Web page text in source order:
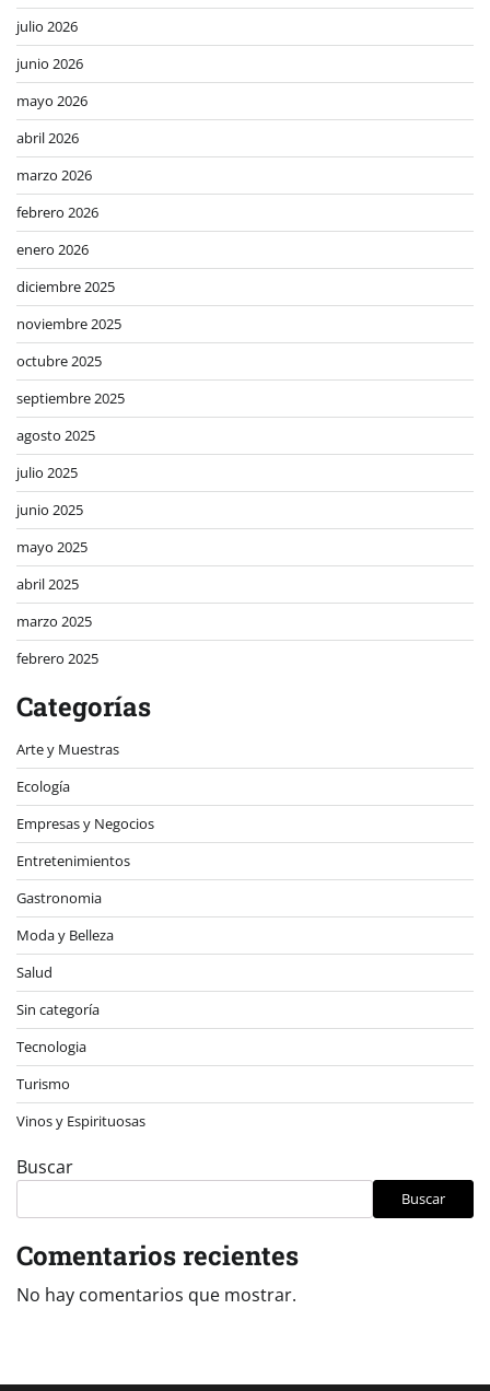
julio 2026
junio 2026
mayo 2026
abril 2026
marzo 2026
febrero 2026
enero 2026
diciembre 2025
noviembre 2025
octubre 2025
septiembre 2025
agosto 2025
julio 2025
junio 2025
mayo 2025
abril 2025
marzo 2025
febrero 2025
Categorías
Arte y Muestras
Ecología
Empresas y Negocios
Entretenimientos
Gastronomia
Moda y Belleza
Salud
Sin categoría
Tecnologia
Turismo
Vinos y Espirituosas
Buscar
Buscar
Comentarios recientes
No hay comentarios que mostrar.